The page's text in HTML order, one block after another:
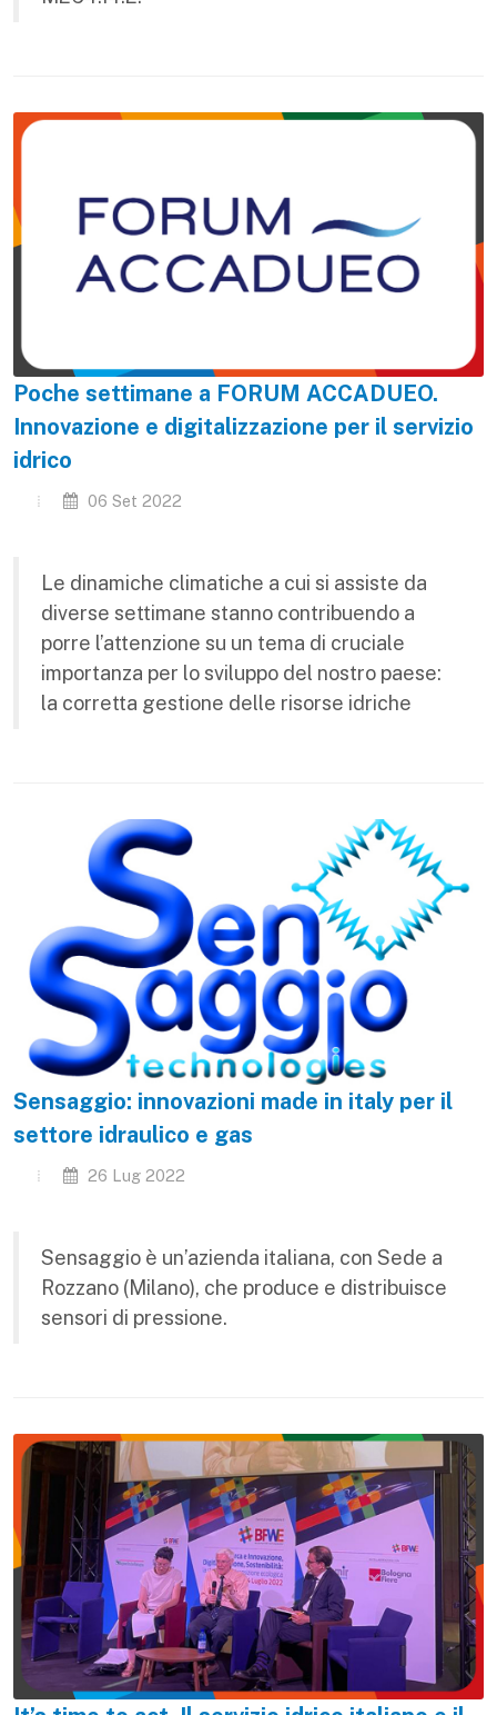
Poche settimane a FORUM ACCADUEO.
Innovazione e digitalizzazione per il servizio
idrico
06 Set 2022
Le dinamiche climatiche a cui si assiste da
diverse settimane stanno contribuendo a
porre l’attenzione su un tema di cruciale
importanza per lo sviluppo del nostro paese:
la corretta gestione delle risorse idriche
Sensaggio: innovazioni made in italy per il
settore idraulico e gas
26 Lug 2022
Sensaggio è un’azienda italiana, con Sede a
Rozzano (Milano), che produce e distribuisce
sensori di pressione.